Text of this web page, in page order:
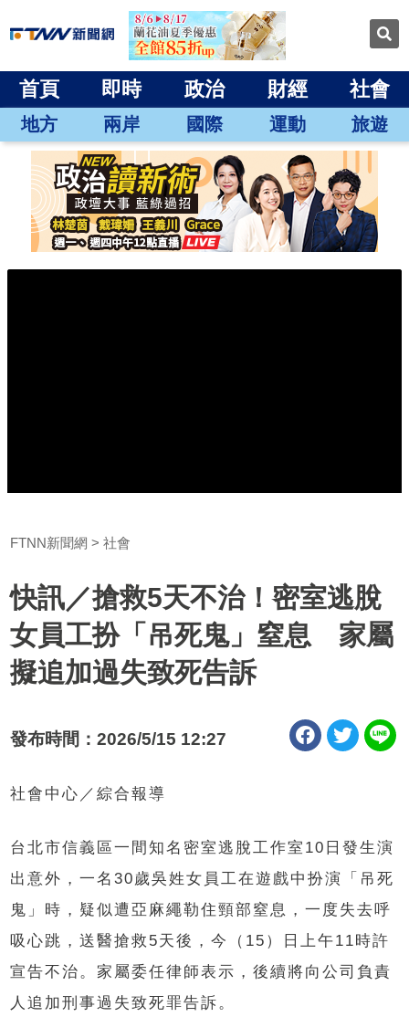
首頁 即時 政治 財經 社會
地方 兩岸 國際 運動 旅遊
FTNN新聞網 社會
快訊／搶救5天不治！密室逃脫
女員工扮「吊死鬼」窒息 家屬
擬追加過失致死告訴
發布時間：2026/5/15 12:27
社會中心／綜合報導
台北市信義區一間知名密室逃脫工作室10日發生演
出意外，一名30歲吳姓女員工在遊戲中扮演「吊死
鬼」時，疑似遭亞麻繩勒住頸部窒息，一度失去呼
吸心跳，送醫搶救5天後，今（15）日上午11時許
宣告不治。家屬委任律師表示，後續將向公司負責
人追加刑事過失致死罪告訴。